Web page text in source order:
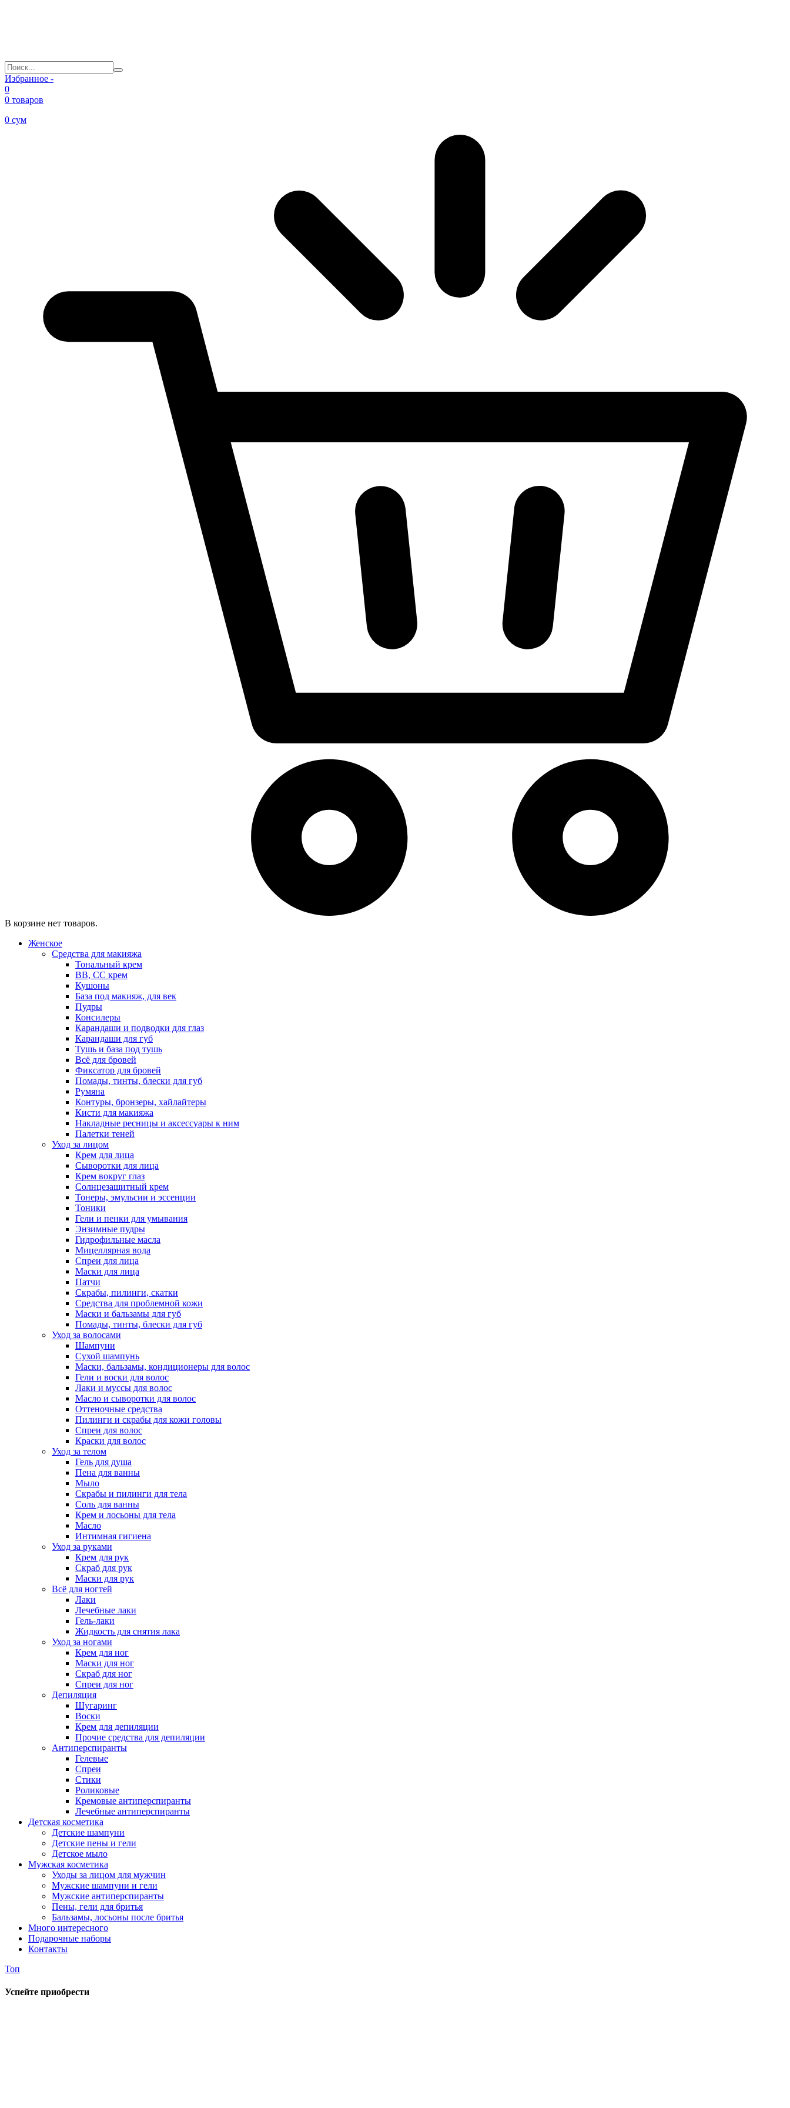
Избранное -
0
0 товаров
0 сум
В корзине нет товаров.
Женское
Средства для макияжа
Тональный крем
BB, CC крем
Кушоны
База под макияж, для век
Пудры
Консилеры
Карандаши и подводки для глаз
Карандаши для губ
Тушь и база под тушь
Всё для бровей
Фиксатор для бровей
Помады, тинты, блески для губ
Румяна
Контуры, бронзеры, хайлайтеры
Кисти для макияжа
Накладные ресницы и аксессуары к ним
Палетки теней
Уход за лицом
Крем для лица
Сыворотки для лица
Крем вокруг глаз
Солнцезащитный крем
Тонеры, эмульсии и эссенции
Тоники
Гели и пенки для умывания
Энзимные пудры
Гидрофильные масла
Мицеллярная вода
Спреи для лица
Маски для лица
Патчи
Скрабы, пилинги, скатки
Средства для проблемной кожи
Маски и бальзамы для губ
Помады, тинты, блески для губ
Уход за волосами
Шампуни
Сухой шампунь
Маски, бальзамы, кондиционеры для волос
Гели и воски для волос
Лаки и муссы для волос
Масло и сыворотки для волос
Оттеночные средства
Пилинги и скрабы для кожи головы
Спреи для волос
Краски для волос
Уход за телом
Гель для душа
Пена для ванны
Мыло
Скрабы и пилинги для тела
Соль для ванны
Крем и лосьоны для тела
Масло
Интимная гигиена
Уход за руками
Крем для рук
Скраб для рук
Маски для рук
Всё для ногтей
Лаки
Лечебные лаки
Гель-лаки
Жидкость для снятия лака
Уход за ногами
Крем для ног
Маски для ног
Скраб для ног
Спреи для ног
Депиляция
Шугаринг
Воски
Крем для депиляции
Прочие средства для депиляции
Антиперспиранты
Гелевые
Спреи
Стики
Роликовые
Кремовые антиперспиранты
Лечебные антиперспиранты
Детская косметика
Детские шампуни
Детские пены и гели
Детское мыло
Мужская косметика
Уходы за лицом для мужчин
Мужские шампуни и гели
Мужские антиперспиранты
Пены, гели для бритья
Бальзамы, лосьоны после бритья
Много интересного
Подарочные наборы
Контакты
Топ
Успейте приобрести